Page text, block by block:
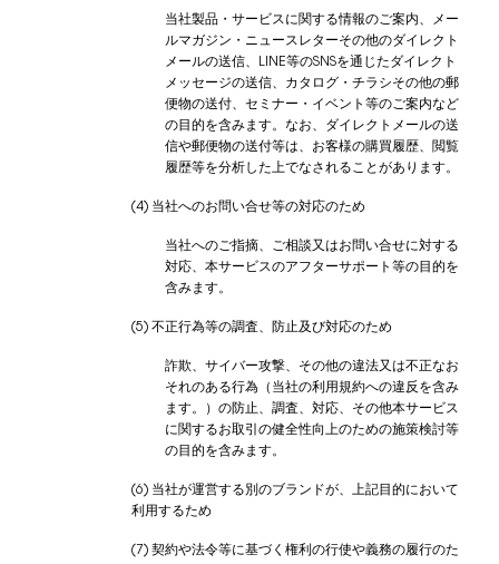
当社製品・サービスに関する情報のご案内、メー
ルマガジン・ニュースレターその他のダイレクト
メールの送信、LINE等のSNSを通じたダイレクト
メッセージの送信、カタログ・チラシその他の郵
便物の送付、セミナー・イベント等のご案内など
の目的を含みます。なお、ダイレクトメールの送
信や郵便物の送付等は、お客様の購買履歴、閲覧
履歴等を分析した上でなされることがあります。
(4) 当社へのお問い合せ等の対応のため
当社へのご指摘、ご相談又はお問い合せに対する
対応、本サービスのアフターサポート等の目的を
含みます。
(5) 不正行為等の調査、防止及び対応のため
詐欺、サイバー攻撃、その他の違法又は不正なお
それのある行為（当社の利用規約への違反を含み
ます。）の防止、調査、対応、その他本サービス
に関するお取引の健全性向上のための施策検討等
の目的を含みます。
(6) 当社が運営する別のブランドが、上記目的において
利用するため
(7) 契約や法令等に基づく権利の行使や義務の履行のた